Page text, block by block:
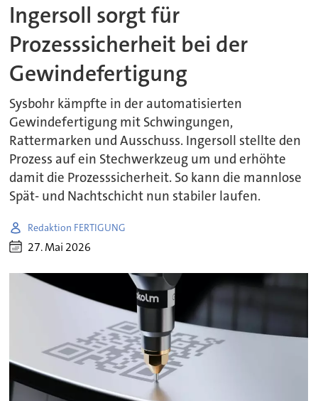
Ingersoll sorgt für
Prozesssicherheit bei der
Gewindefertigung
Sysbohr kämpfte in der automatisierten
Gewindefertigung mit Schwingungen,
Rattermarken und Ausschuss. Ingersoll stellte den
Prozess auf ein Stechwerkzeug um und erhöhte
damit die Prozesssicherheit. So kann die mannlose
Spät- und Nachtschicht nun stabiler laufen.
Redaktion FERTIGUNG
27. Mai 2026